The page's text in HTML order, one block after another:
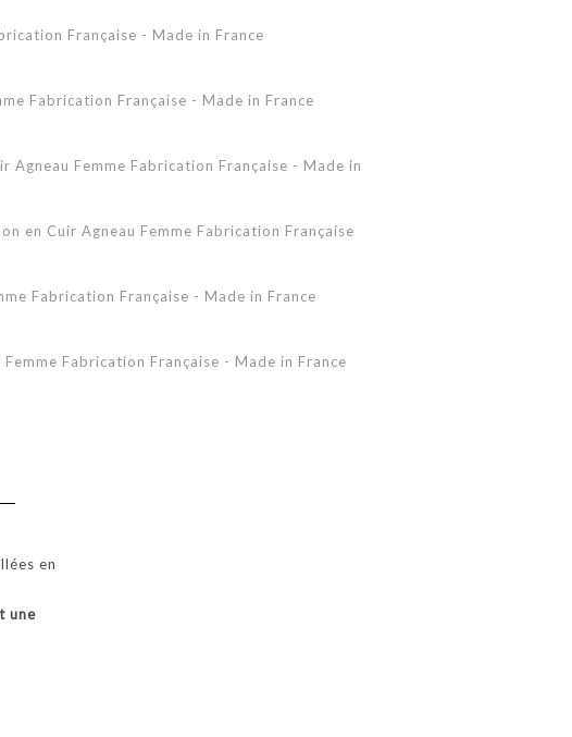
en
une
Femme - Peau lainée - Coupe Vent
Pantalon
Française - Made in France
Fabrication Française - Made in France
Agneau Femme Fabrication Française - Made in
en Cuir Agneau Femme Fabrication Française
Fabrication Française - Made in France
Fabrication Française - Made in France